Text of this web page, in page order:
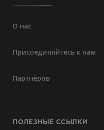
О нас
Присоединяйтесь к нам
Партнёров
ПОЛЕЗНЫЕ ССЫЛКИ